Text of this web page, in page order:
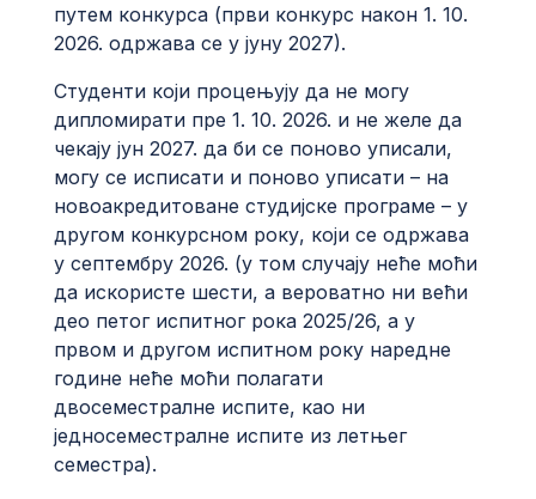
путем конкурса (први конкурс након 1. 10.
2026. одржава се у јуну 2027).
Студенти који процењују да не могу
дипломирати пре 1. 10. 2026. и не желе да
чекају јун 2027. да би се поново уписали,
могу се исписати и поново уписати – на
новоакредитоване студијске програме – у
другом конкурсном року, који се одржава
у септембру 2026. (у том случају неће моћи
да искористе шести, а вероватно ни већи
део петог испитног рока 2025/26, а у
првом и другом испитном року наредне
године неће моћи полагати
двосеместралне испите, као ни
једносеместралне испите из летњег
семестра).